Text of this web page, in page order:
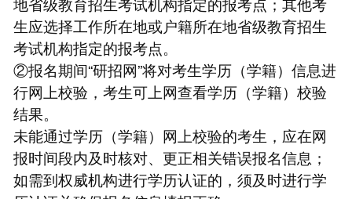
生应选择工作所在地或户籍所在地省级教育招生
考试机构指定的报考点。
②报名期间“研招网”将对考生学历（学籍）信息进
行网上校验，考生可上网查看学历（学籍）校验
结果。
未能通过学历（学籍）网上校验的考生，应在网
报时间段内及时核对、更正相关错误报名信息；
如需到权威机构进行学历认证的，须及时进行学